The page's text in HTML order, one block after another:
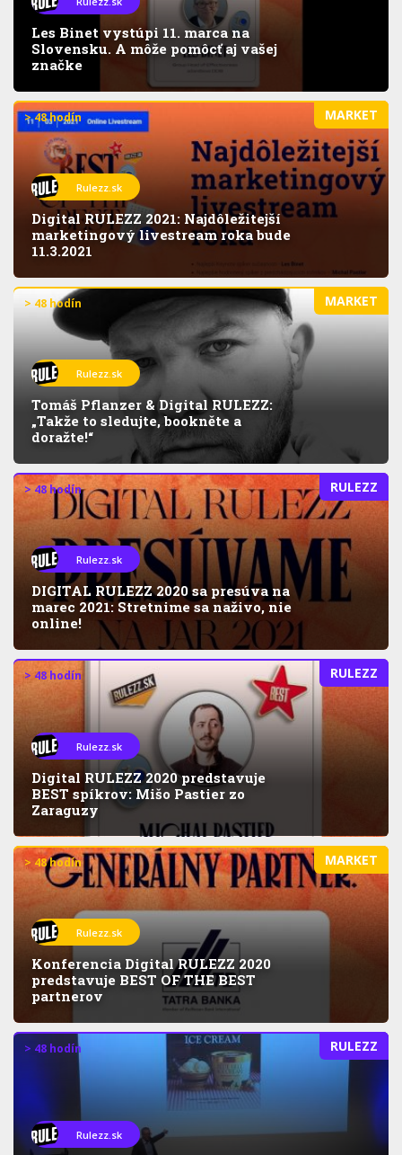
Les Binet vystúpi 11. marca na
Slovensku. A môže pomôcť aj vašej
značke
MARKET
> 48 hodín
Rulezz.sk
Digital RULEZZ 2021: Najdôležitejší
marketingový livestream roka bude
11.3.2021
MARKET
> 48 hodín
Rulezz.sk
Tomáš Pflanzer & Digital RULEZZ:
„Takže to sledujte, bookněte a
doražte!“
RULEZZ
> 48 hodín
Rulezz.sk
DIGITAL RULEZZ 2020 sa presúva na
marec 2021: Stretnime sa naživo, nie
online!
RULEZZ
> 48 hodín
Rulezz.sk
Digital RULEZZ 2020 predstavuje
BEST spíkrov: Mišo Pastier zo
Zaraguzy
MARKET
> 48 hodín
Rulezz.sk
Konferencia Digital RULEZZ 2020
predstavuje BEST OF THE BEST
partnerov
RULEZZ
> 48 hodín
Rulezz.sk